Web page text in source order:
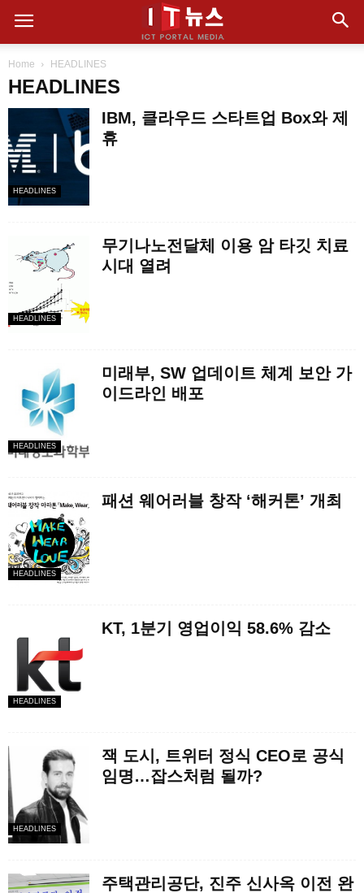
Home HEADLINES
HEADLINES
HEADLINES
IBM, 클라우드 스타트업 Box와 제
휴
HEADLINES
무기나노전달체 이용 암 타깃 치료
시대 열려
HEADLINES
미래부, SW 업데이트 체계 보안 가
이드라인 배포
HEADLINES
패션 웨어러블 창작 ‘해커톤’ 개최
HEADLINES
KT, 1분기 영업이익 58.6% 감소
HEADLINES
잭 도시, 트위터 정식 CEO로 공식
임명…잡스처럼 될까?
주택관리공단, 진주 신사옥 이전 완